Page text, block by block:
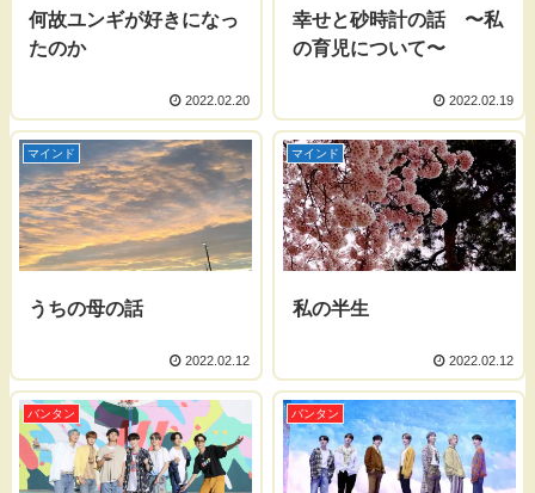
何故ユンギが好きになっ
たのか
2022.02.20
幸せと砂時計の話 〜私
の育児について〜
2022.02.19
マインド
うちの母の話
2022.02.12
マインド
私の半生
2022.02.12
バンタン バンタン